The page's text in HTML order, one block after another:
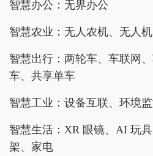
智慧办公：无界办公
智慧农业：无人农机、无人
智慧出行：两轮车、车联网
车、共享单车
智慧工业：设备互联、环境
智慧生活：XR 眼镜、AI 玩
架、家电